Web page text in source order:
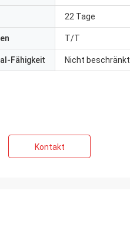
22 Tage
T/T
Fähigkeit Nicht beschränkt
Kontakt